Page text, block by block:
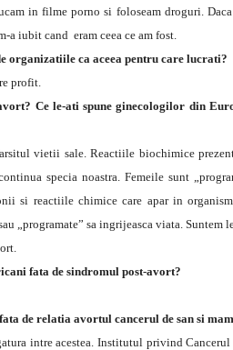
in filme porno si foloseam droguri.
a iubit cand eram ceea ce am fost.
organizatiile ca aceea pentru care lucrati?
profit.
Ce le-ati spune ginecologilor din
vietii sale. Reactiile biochimice
specia noastra. Femeile sunt
si reactiile chimice care apar in
„programate” sa ingrijeasca viata. Suntem
fata de sindromul post-avort?
de relatia avortul cancerul de san si
intre acestea. Institutul privind